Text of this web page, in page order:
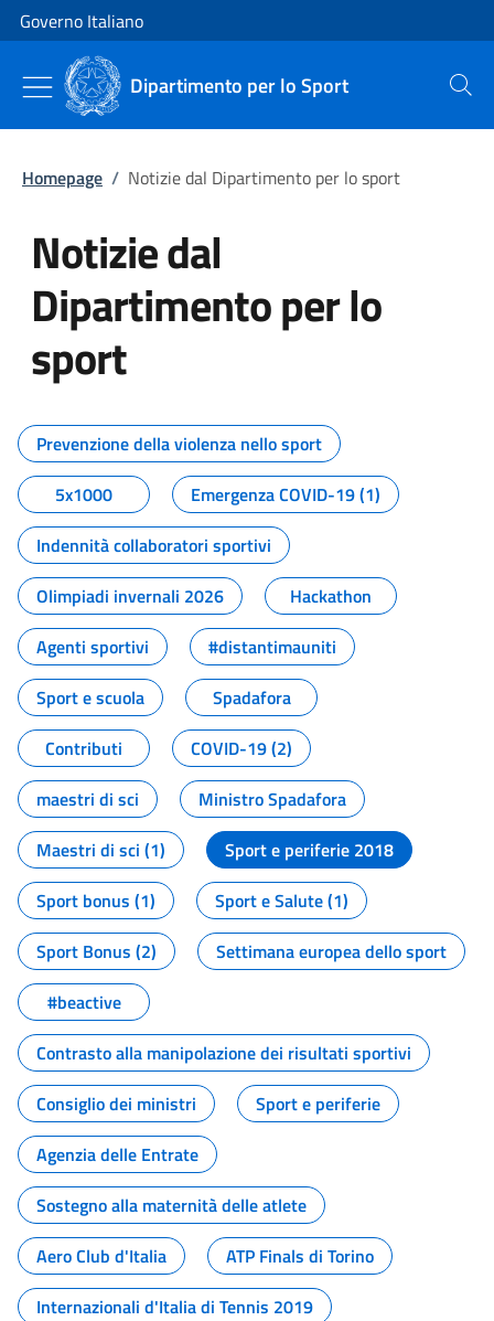
Vai al contenuto
Vai alla navigazione del sito
Governo Italiano
Dipartimento per lo Sport Cerca
Homepage / Notizie dal Dipartimento per lo sport
Notizie dal
Dipartimento per lo
sport
Tutti i contenuti della pagina
Prevenzione della violenza nello sport
5x1000
Emergenza COVID-19 (1)
Indennità collaboratori sportivi
Olimpiadi invernali 2026
Hackathon
Agenti sportivi
#distantimauniti
Sport e scuola
Spadafora
Contributi
COVID-19 (2)
maestri di sci
Ministro Spadafora
Maestri di sci (1)
Sport e periferie 2018
Sport bonus (1)
Sport e Salute (1)
Sport Bonus (2)
Settimana europea dello sport
#beactive
Contrasto alla manipolazione dei risultati sportivi
Consiglio dei ministri
Sport e periferie
Agenzia delle Entrate
Sostegno alla maternità delle atlete
Aero Club d'Italia
ATP Finals di Torino
Internazionali d'Italia di Tennis 2019